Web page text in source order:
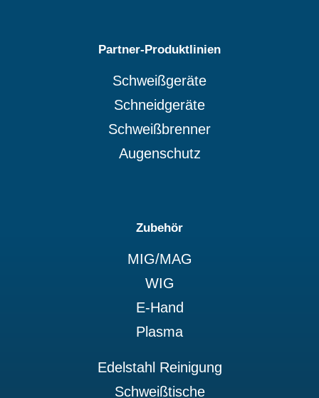
Partner-Produktlinien
Schweißgeräte
Schneidgeräte
Schweißbrenner
Augenschutz
Zubehör
MIG/MAG
WIG
E-Hand
Plasma
Edelstahl Reinigung
Schweißtische